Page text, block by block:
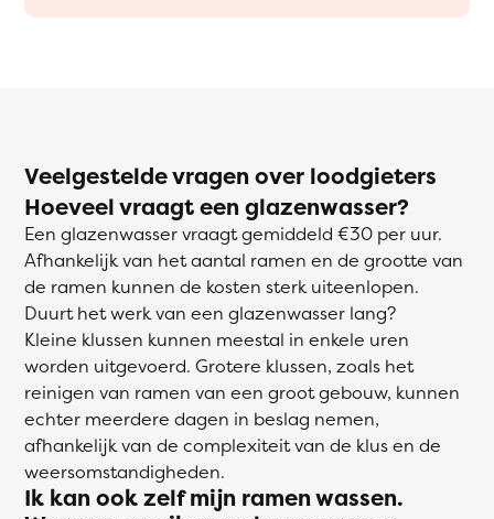
Veelgestelde vragen over loodgieters
Hoeveel vraagt een glazenwasser?
Een glazenwasser vraagt gemiddeld €30 per uur.
Afhankelijk van het aantal ramen en de grootte van
de ramen kunnen de kosten sterk uiteenlopen.
Duurt het werk van een glazenwasser lang?
Kleine klussen kunnen meestal in enkele uren
worden uitgevoerd. Grotere klussen, zoals het
reinigen van ramen van een groot gebouw, kunnen
echter meerdere dagen in beslag nemen,
afhankelijk van de complexiteit van de klus en de
weersomstandigheden.
Ik kan ook zelf mijn ramen wassen.